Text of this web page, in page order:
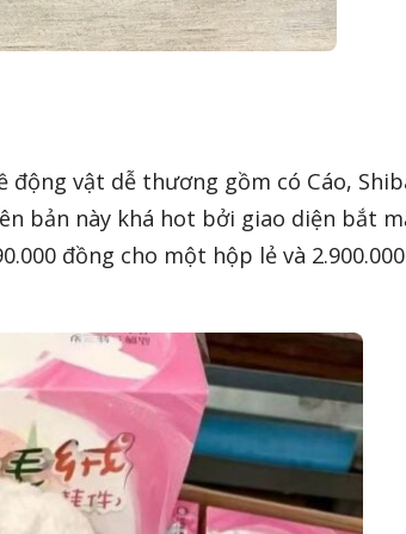
vật dễ thương gồm có Cáo,
bản này khá hot bởi giao diện bắt
đồng cho một hộp lẻ và